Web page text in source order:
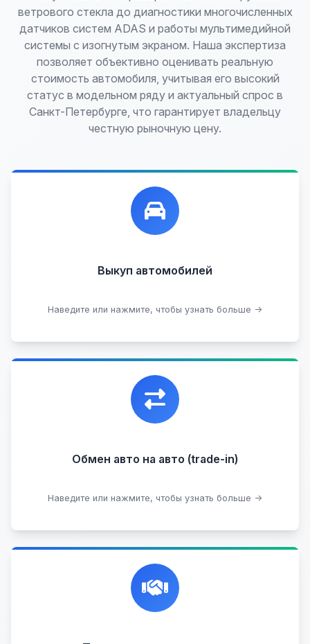
ветрового стекла до диагностики многочисленных
датчиков систем ADAS и работы мультимедийной
системы с изогнутым экраном. Наша экспертиза
позволяет объективно оценивать реальную
стоимость автомобиля, учитывая его высокий
статус в модельном ряду и актуальный спрос в
Санкт-Петербурге, что гарантирует владельцу
честную рыночную цену.
Выкуп автомобилей
Наведите или нажмите, чтобы узнать больше →
Лучшие предложения по выкупу автомобилей,
любых:
Проблемные
Кредитные
В залоге
Узнать стоимость
Обмен авто на авто (trade-in)
Наведите или нажмите, чтобы узнать больше →
Уникальная возможность обменять ваш
автомобиль с доплатой, подобрав вам
подходящий вариант.
Подобрать авто
Честная и профессиональная экспертиза, реклама,
переговоры с клиентами, подготовка документов,
сопровождение сделки.